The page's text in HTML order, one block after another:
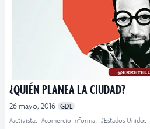
¿QUIÉN PLANEA LA CIUDAD?
26 mayo, 2016 GDL
#activistas #comercio informal #Estados Unidos